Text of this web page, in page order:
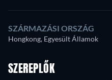
SZÁRMAZÁSI ORSZÁG
Hongkong, Egyesült Államok
SZEREPLŐK